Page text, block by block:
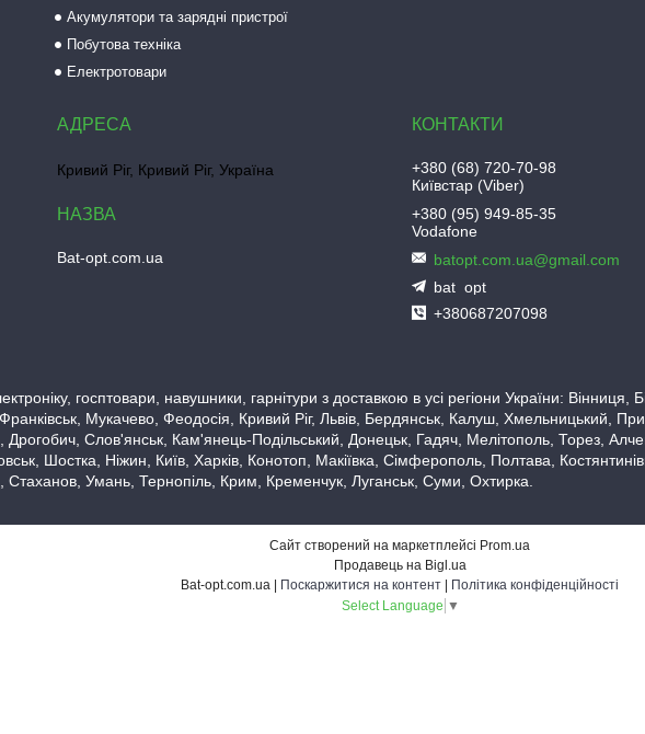
Акумулятори та зарядні пристрої
Побутова техніка
Електротовари
Кривий Ріг, Кривий Ріг, Україна
Bat-opt.com.ua
+380 (68) 720-70-98
Київстар (Viber)
+380 (95) 949-85-35
Vodafone
batopt.com.ua@gmail.com
bat_opt
+380687207098
госптовари, навушники, гарнітури з доставкою в усі регіони України:
Мукачево, Феодосія, Кривий Ріг, Львів, Бердянськ, Калуш, Хмельницький,
Слов'янськ, Кам'янець-Подільський, Донецьк, Гадяч, Мелітополь, Торез,
Шостка, Ніжин, Київ, Харків, Конотоп, Макіївка, Сімферополь, Полтава,
Стаханов, Умань, Тернопіль, Крим, Кременчук, Луганськ, Суми, Охтирка.
Сайт створений на маркетплейсі Prom.ua
Продавець на Bigl.ua
Поскаржитися на контент
Політика конфіденційності
Select Language ▼